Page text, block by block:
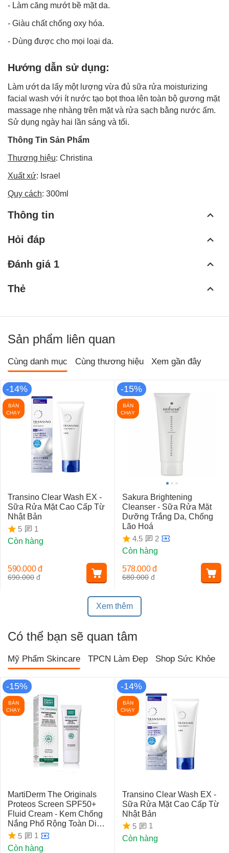
- Làm căng mướt bề mặt da.
- Giàu chất chống oxy hóa.
- Dùng được cho mọi loại da.
Hướng dẫn sử dụng:
Làm ướt da lấy một lượng vừa đủ sữa rửa moisturizing
facial wash với ít nước tạo bọt thoa lên toàn bộ gương mặt
massage nhẹ nhàng trên mặt và rửa sạch bằng nước ấm.
Sử dụng ngày hai lần sáng và tối.
Thông Tin Sản Phẩm
Thương hiệu: Christina
Xuất xứ: Israel
Quy cách: 300ml
Thông tin
Hỏi đáp
Đánh giá 1
Thẻ
Sản phẩm liên quan
Cùng danh mục Cùng thương hiệu Xem gần đây
-14%
BÁN
CHẠY
Transino Clear Wash EX -
Sữa Rửa Mặt Cao Cấp Từ
Nhật Bản
5
1
Còn hàng
690.000 đ
590.000 đ
-15%
BÁN
CHẠY
Sakura Brightening
Cleanser - Sữa Rửa Mặt
Dưỡng Trắng Da, Chống
Lão Hoá
4.5
2
Còn hàng
680.000 đ
578.000 đ
Xem thêm
Có thể bạn sẽ quan tâm
Mỹ Phẩm Skincare TPCN Làm Đẹp Shop Sức Khỏe
-15%
BÁN
CHẠY
MartiDerm The Originals
Proteos Screen SPF50+
Fluid Cream - Kem Chống
Nắng Phổ Rộng Toàn Diện
Ngừa Lão Hóa, Nám Da
5
1
Còn hàng
-14%
BÁN
CHẠY
Transino Clear Wash EX -
Sữa Rửa Mặt Cao Cấp Từ
Nhật Bản
5
1
Còn hàng